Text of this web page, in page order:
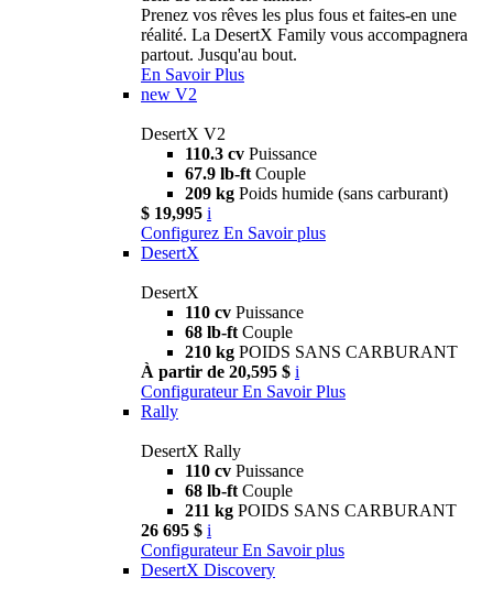
Prenez vos rêves les plus fous et faites-en une
réalité. La DesertX Family vous accompagnera
partout. Jusqu'au bout.
En Savoir Plus
new V2
DesertX V2
110.3 cv Puissance
67.9 lb-ft Couple
209 kg Poids humide (sans carburant)
$ 19,995 i
Configurez En Savoir plus
DesertX
DesertX
110 cv Puissance
68 lb-ft Couple
210 kg POIDS SANS CARBURANT
À partir de 20,595 $ i
Configurateur En Savoir Plus
Rally
DesertX Rally
110 cv Puissance
68 lb-ft Couple
211 kg POIDS SANS CARBURANT
26 695 $ i
Configurateur En Savoir plus
DesertX Discovery